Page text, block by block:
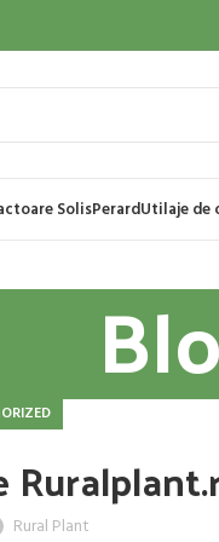
SolisPerardUtilaje de
Rural Plant